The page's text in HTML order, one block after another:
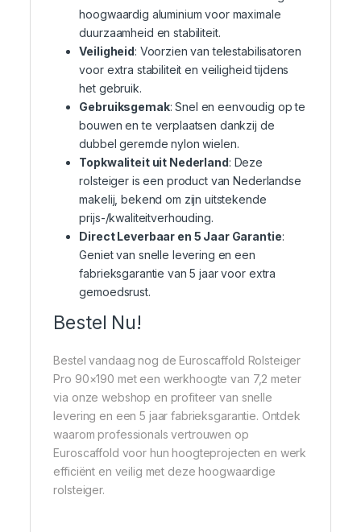
hoogwaardig aluminium voor maximale
duurzaamheid en stabiliteit.
Veiligheid: Voorzien van telestabilisatoren
voor extra stabiliteit en veiligheid tijdens
het gebruik.
Gebruiksgemak: Snel en eenvoudig op te
bouwen en te verplaatsen dankzij de
dubbel geremde nylon wielen.
Topkwaliteit uit Nederland: Deze
rolsteiger is een product van Nederlandse
makelij, bekend om zijn uitstekende
prijs-/kwaliteitverhouding.
Direct Leverbaar en 5 Jaar Garantie:
Geniet van snelle levering en een
fabrieksgarantie van 5 jaar voor extra
gemoedsrust.
Bestel Nu!
Bestel vandaag nog de Euroscaffold Rolsteiger
Pro 90×190 met een werkhoogte van 7,2 meter
via onze webshop en profiteer van snelle
levering en een 5 jaar fabrieksgarantie. Ontdek
waarom professionals vertrouwen op
Euroscaffold voor hun hoogteprojecten en werk
efficiënt en veilig met deze hoogwaardige
rolsteiger.